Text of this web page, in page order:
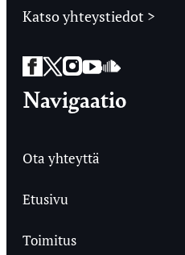
Katso yhteystiedot >
Facebook
Twitter
Instagram
YouTube
SoundCloud
Navigaatio
Ota yhteyttä
Etusivu
Toimitus